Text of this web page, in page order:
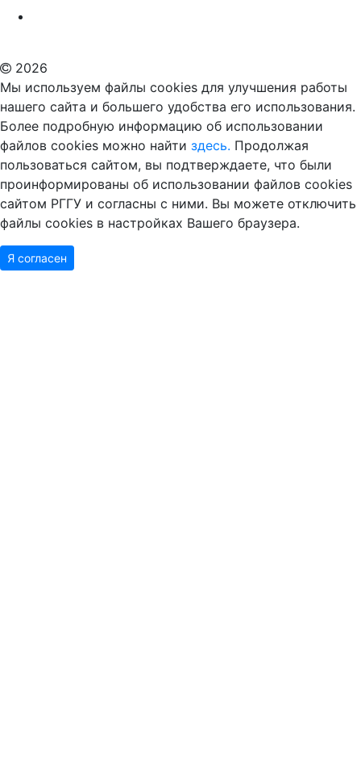
2026
Мы используем файлы cookies для улучшения работы
нашего сайта и большего удобства его использования.
Более подробную информацию об использовании
файлов cookies можно найти здесь. Продолжая
пользоваться сайтом, вы подтверждаете, что были
проинформированы об использовании файлов cookies
сайтом РГГУ и согласны с ними. Вы можете отключить
файлы cookies в настройках Вашего браузера.
Я согласен